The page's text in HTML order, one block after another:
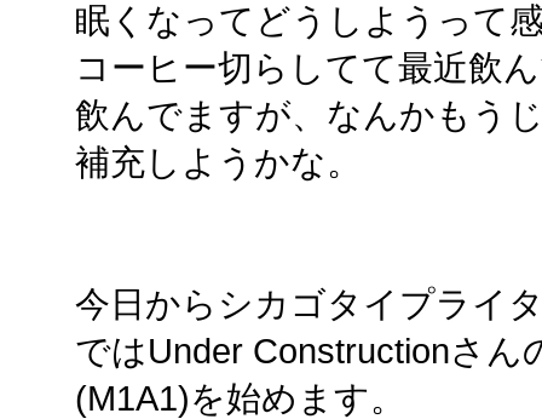
眠くなってどうしようって
コーヒー切らしてて最近飲
飲んでますが、なんかもう
補充しようかな。
今日からシカゴタイプライ
ではUnder Constructionさ
(M1A1)を始めます。